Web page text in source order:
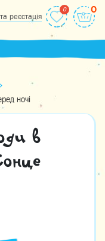
реєстація
0
ночі
в